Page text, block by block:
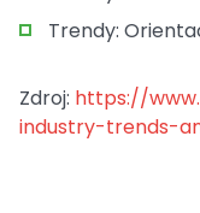
Trendy:
Zdroj: https://
industry-trends-